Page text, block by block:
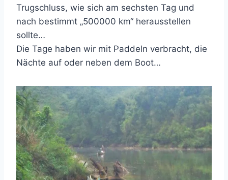
Trugschluss, wie sich am sechsten Tag und
nach bestimmt „500000 km“ herausstellen
sollte…
Die Tage haben wir mit Paddeln verbracht, die
Nächte auf oder neben dem Boot…